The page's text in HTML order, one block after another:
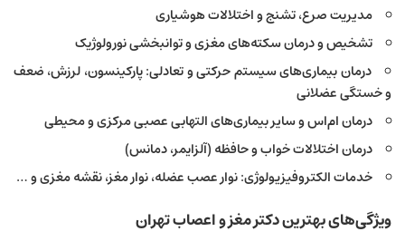
مدیریت صرع، تشنج و اختلالات هوشیاری
تشخیص و درمان سکته‌های مغزی و توانبخشی نورولوژیک
درمان بیماری‌های سیستم حرکتی و تعادلی: پارکینسون، لرزش، ضعف
و خستگی عضلانی
درمان ام‌اس و سایر بیماری‌های التهابی عصبی مرکزی و محیطی
درمان اختلالات خواب و حافظه (آلزایمر، دمانس)
خدمات الکتروفیزیولوژی: نوار عصب عضله، نوار مغز، نقشه مغزی و …
ویژگی‌های بهترین دکتر مغز و اعصاب تهران